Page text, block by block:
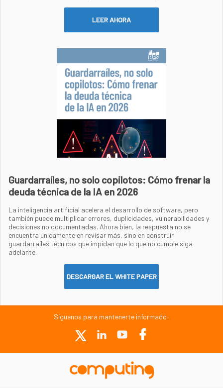
LEER AHORA
Guardarraíles, no solo copilotos: Cómo frenar la
deuda técnica de la IA en 2026
La inteligencia artificial acelera el desarrollo de software, pero
también puede multiplicar errores, duplicidades, vulnerabilidades y
decisiones no documentadas. Ahora bien, la respuesta no se
encuentra únicamente en revisar más, sino en construir
guardarraíles técnicos que impidan que lo que no cumple siga
adelante.
DESCARGAR EL WHITE PAPER
Síguenos para mantenerte informado: